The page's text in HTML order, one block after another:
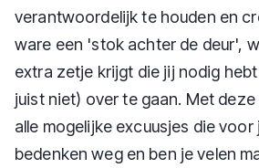
verantwoordelijk te houden en
ware een 'stok achter de deur',
extra zetje krijgt die jij nodig
juist niet) over te gaan. Met
alle mogelijke excuusjes die voor
bedenken weg en ben je velen